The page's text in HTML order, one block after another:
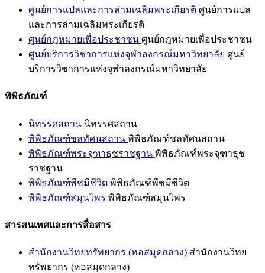
ศูนย์การแปลและการล่ามเฉลิมพระเกียรติ ศูนย์การแปล
และการล่ามเฉลิมพระเกียรติ
ศูนย์กฎหมายเพื่อประชาชน ศูนย์กฎหมายเพื่อประชาชน
ศูนย์บริการวิชาการแห่งจุฬาลงกรณ์มหาวิทยาลัย ศูนย์
บริการวิชาการแห่งจุฬาลงกรณ์มหาวิทยาลัย
พิพิธภัณฑ์
นิทรรศสถาน นิทรรศสถาน
พิพิธภัณฑ์ชลทัศนสถาน พิพิธภัณฑ์ชลทัศนสถาน
พิพิธภัณฑ์พระจุฑาธุชราชฐาน พิพิธภัณฑ์พระจุฑาธุช
ราชฐาน
พิพิธภัณฑ์พืชมีชีวิต พิพิธภัณฑ์พืชมีชีวิต
พิพิธภัณฑ์สมุนไพร พิพิธภัณฑ์สมุนไพร
สารสนเทศและการสื่อสาร
สำนักงานวิทยทรัพยากร (หอสมุดกลาง) สำนักงานวิทย
ทรัพยากร (หอสมุดกลาง)